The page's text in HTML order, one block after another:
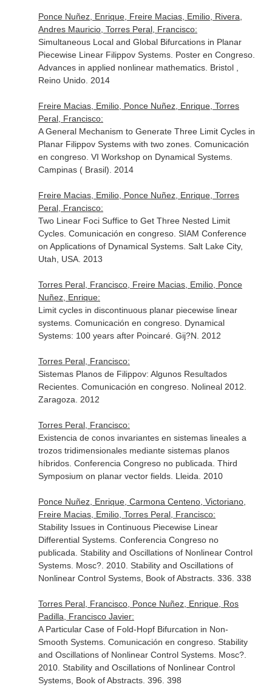
Ponce Nuñez, Enrique, Freire Macias, Emilio, Rivera,
Andres Mauricio, Torres Peral, Francisco:
Simultaneous Local and Global Bifurcations in Planar
Piecewise Linear Filippov Systems. Poster en Congreso.
Advances in applied nonlinear mathematics. Bristol ,
Reino Unido. 2014
Freire Macias, Emilio, Ponce Nuñez, Enrique, Torres
Peral, Francisco:
A General Mechanism to Generate Three Limit Cycles in
Planar Filippov Systems with two zones. Comunicación
en congreso. VI Workshop on Dynamical Systems.
Campinas ( Brasil). 2014
Freire Macias, Emilio, Ponce Nuñez, Enrique, Torres
Peral, Francisco:
Two Linear Foci Suffice to Get Three Nested Limit
Cycles. Comunicación en congreso. SIAM Conference
on Applications of Dynamical Systems. Salt Lake City,
Utah, USA. 2013
Torres Peral, Francisco, Freire Macias, Emilio, Ponce
Nuñez, Enrique:
Limit cycles in discontinuous planar piecewise linear
systems. Comunicación en congreso. Dynamical
Systems: 100 years after Poincaré. Gij?N. 2012
Torres Peral, Francisco:
Sistemas Planos de Filippov: Algunos Resultados
Recientes. Comunicación en congreso. Nolineal 2012.
Zaragoza. 2012
Torres Peral, Francisco:
Existencia de conos invariantes en sistemas lineales a
trozos tridimensionales mediante sistemas planos
híbridos. Conferencia Congreso no publicada. Third
Symposium on planar vector fields. Lleida. 2010
Ponce Nuñez, Enrique, Carmona Centeno, Victoriano,
Freire Macias, Emilio, Torres Peral, Francisco:
Stability Issues in Continuous Piecewise Linear
Differential Systems. Conferencia Congreso no
publicada. Stability and Oscillations of Nonlinear Control
Systems. Mosc?. 2010. Stability and Oscillations of
Nonlinear Control Systems, Book of Abstracts. 336. 338
Torres Peral, Francisco, Ponce Nuñez, Enrique, Ros
Padilla, Francisco Javier:
A Particular Case of Fold-Hopf Bifurcation in Non-
Smooth Systems. Comunicación en congreso. Stability
and Oscillations of Nonlinear Control Systems. Mosc?.
2010. Stability and Oscillations of Nonlinear Control
Systems, Book of Abstracts. 396. 398